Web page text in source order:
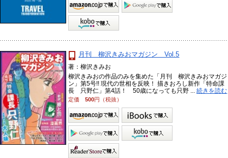
月刊 柳沢きみおマガジン Vol.5
著：柳沢きみお
柳沢きみおの作品のみを集めた「月刊 柳沢きみおマガジ
ン」第5号!! 現代の世相を反映！ 描きおろし新作「特命課
長 只野仁」第4話！ 50歳になっても只野 ...続きを読む
定価500円（税抜）